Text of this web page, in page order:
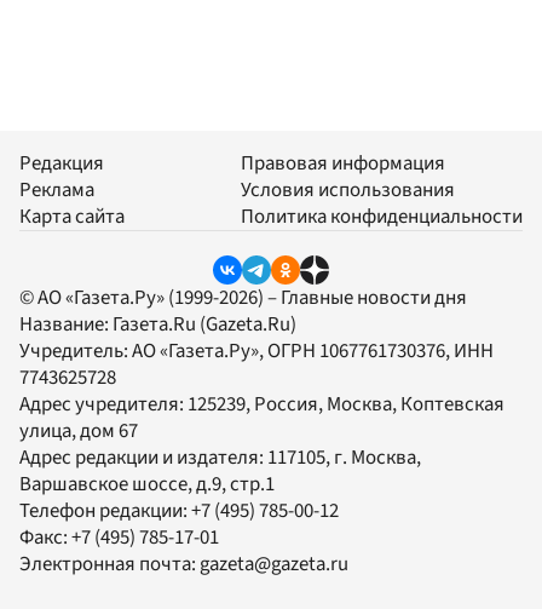
Редакция
Реклама
Карта сайта
Правовая информация
Условия использования
Политика конфиденциальности
© АО «Газета.Ру» (1999-2026) – Главные новости дня
Название: Газета.Ru (Gazeta.Ru)
Учредитель:АО «Газета.Ру», ОГРН 1067761730376, ИНН
7743625728
Адрес учредителя: 125239, Россия, Москва, Коптевская
улица, дом 67
Адрес редакции и издателя: 117105, г. Москва,
Варшавское шоссе, д.9, стр.1
Телефон редакции:+7 (495) 785-00-12
Факс:+7 (495) 785-17-01
Электронная почта: gazeta@gazeta.ru